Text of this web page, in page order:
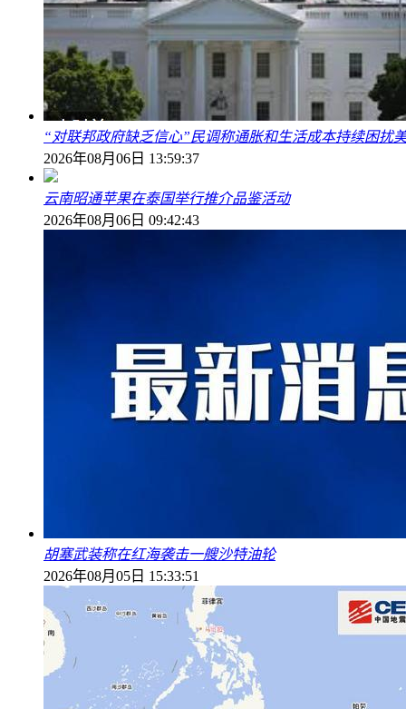
“对联邦政府缺乏信心”民调称通胀和生活成本持续困扰
2026年08月06日 13:59:37
云南昭通苹果在泰国举行推介品鉴活动
2026年08月06日 09:42:43
胡塞武装称在红海袭击一艘沙特油轮
2026年08月05日 15:33:51